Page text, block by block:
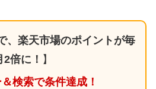
、楽天市場のポイントが毎
2倍に！ 】
検索で条件達成！